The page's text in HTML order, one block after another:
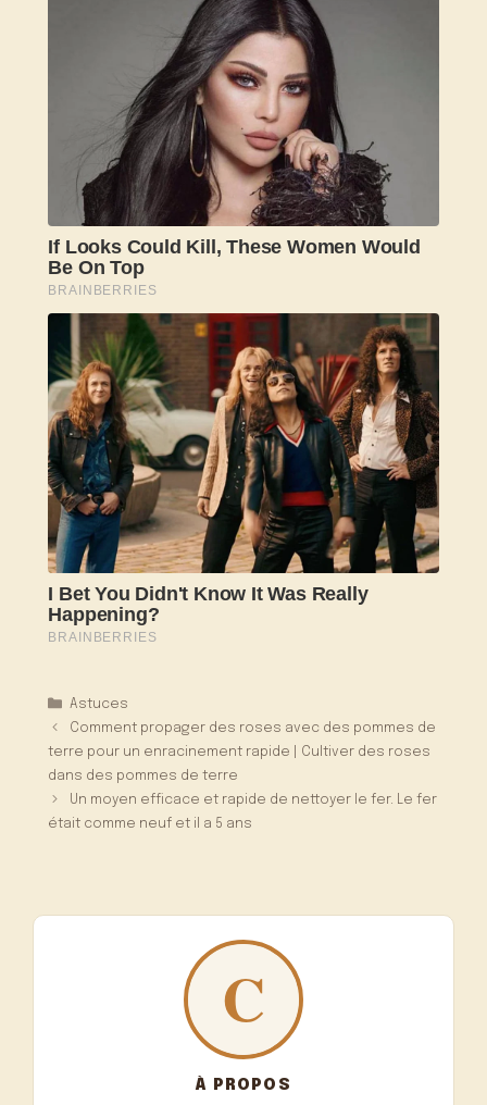
Catégories
Astuces
Comment propager des roses avec des pommes de
terre pour un enracinement rapide | Cultiver des roses
dans des pommes de terre
Un moyen efficace et rapide de nettoyer le fer. Le fer
était comme neuf et il a 5 ans
À PROPOS